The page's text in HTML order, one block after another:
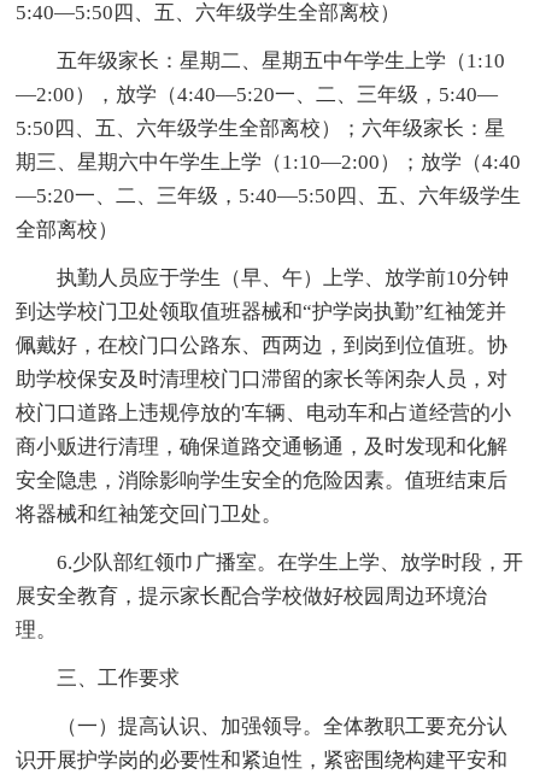
5:40—5:50四、五、六年级学生全部离校）
五年级家长：星期二、星期五中午学生上学（1:10
—2:00），放学（4:40—5:20一、二、三年级，5:40—
5:50四、五、六年级学生全部离校）；六年级家长：星
期三、星期六中午学生上学（1:10—2:00）；放学（4:40
—5:20一、二、三年级，5:40—5:50四、五、六年级学生
全部离校）
执勤人员应于学生（早、午）上学、放学前10分钟
到达学校门卫处领取值班器械和“护学岗执勤”红袖笼并
佩戴好，在校门口公路东、西两边，到岗到位值班。协
助学校保安及时清理校门口滞留的家长等闲杂人员，对
校门口道路上违规停放的'车辆、电动车和占道经营的小
商小贩进行清理，确保道路交通畅通，及时发现和化解
安全隐患，消除影响学生安全的危险因素。值班结束后
将器械和红袖笼交回门卫处。
6.少队部红领巾广播室。在学生上学、放学时段，开
展安全教育，提示家长配合学校做好校园周边环境治
理。
三、工作要求
（一）提高认识、加强领导。全体教职工要充分认
识开展护学岗的必要性和紧迫性，紧密围绕构建平安和